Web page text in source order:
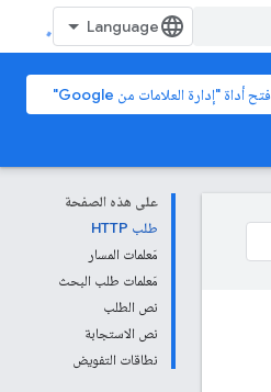
فتح أداة "إدارة العلامات من Google"
على هذه الصفحة
طلب HTTP
مَعلمات المسار
مَعلمات طلب البحث
نص الطلب
نص الاستجابة
نطاقات التفويض